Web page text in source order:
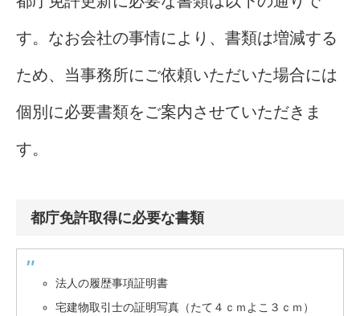
す。なお会社の事情により、書類は増減する
ため、当事務所にご依頼いただいた場合には
個別に必要書類をご案内させていただきま
す。
都庁免許取得に必要な書類
法人の履歴事項証明書
宅建物取引士の証明写真（たて４ｃｍよこ３ｃｍ）